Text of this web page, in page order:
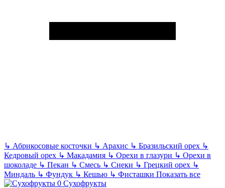
↳ Абрикосовые косточки ↳ Арахис ↳ Бразильский орех ↳
Кедровый орех ↳ Макадамия ↳ Орехи в глазури ↳ Орехи в
шоколаде ↳ Пекан ↳ Смесь ↳ Снеки ↳ Грецкий орех ↳
Миндаль ↳ Фундук ↳ Кешью ↳ Фисташки Показать все
Сухофрукты